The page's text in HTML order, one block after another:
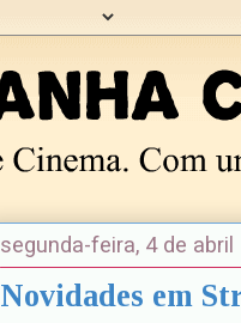
segunda-feira, 4 de abril
Novidades em